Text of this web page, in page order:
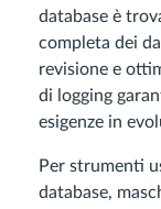
database è
completa dei
revisione e
di logging
esigenze in
Per strumenti
database,